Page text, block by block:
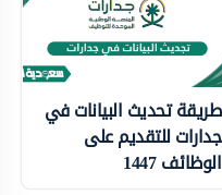
طريقة تحديث البيانات في
جدارات للتقديم على
الوظائف 1447